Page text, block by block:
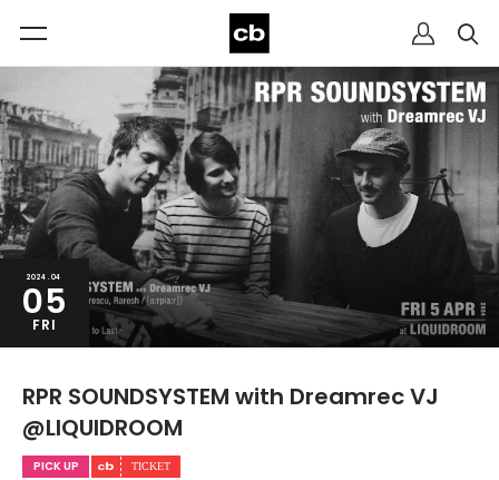
2024.04
05
FRI
RPR SOUNDSYSTEM with Dreamrec VJ
@LIQUIDROOM
PICK UP